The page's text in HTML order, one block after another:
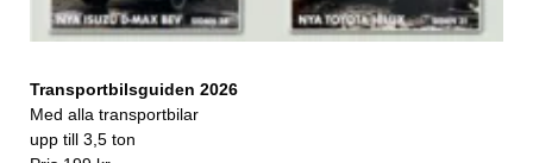
Transportbilsguiden 2026
Med alla transportbilar
upp till 3,5 ton